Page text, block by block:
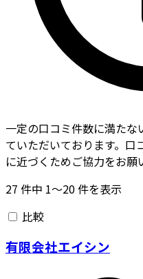
一定の口コミ件数に満た
ていただいております。口
に近づくためご協力をお願
27 件中 1〜20件を表示
比較
有限会社エイシン